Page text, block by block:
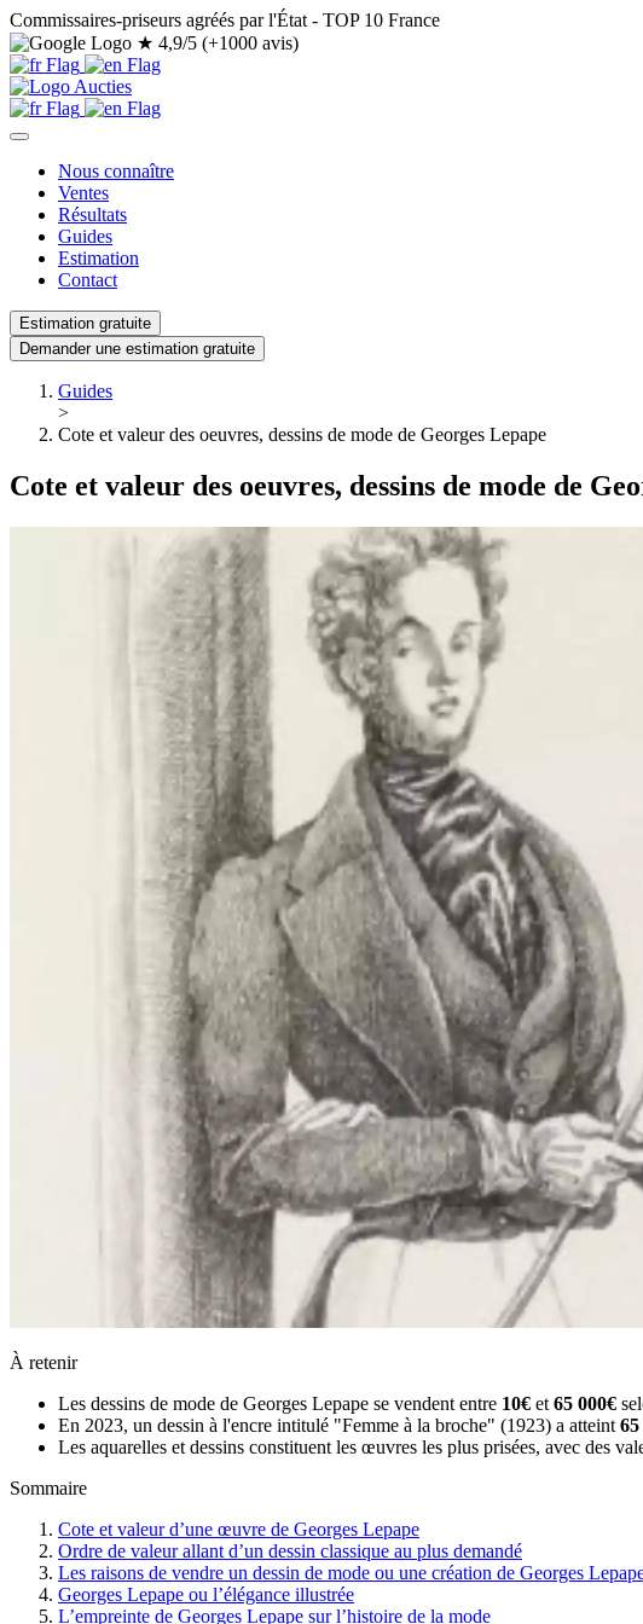
Commissaires-priseurs agréés par l'État - TOP 10 France
★ 4,9/5 (+1000 avis)
Nous connaître
Ventes
Résultats
Guides
Estimation
Contact
Estimation gratuite
Demander une estimation gratuite
Guides
>
Cote et valeur des oeuvres, dessins de mode de Georges Lepape
Cote et valeur des oeuvres, dessins de mode de
À retenir
Les dessins de mode de Georges Lepape se vendent entre 10€ et 65 000€
En 2023, un dessin à l'encre intitulé "Femme à la broche" (1923) a atteint 65
Les aquarelles et dessins constituent les œuvres les plus prisées, avec des
Sommaire
Cote et valeur d’une œuvre de Georges Lepape
Ordre de valeur allant d’un dessin classique au plus demandé
Les raisons de vendre un dessin de mode ou une création de Georges
Georges Lepape ou l’élégance illustrée
L’empreinte de Georges Lepape sur l’histoire de la mode